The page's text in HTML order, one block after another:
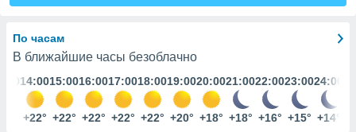
к этому
доступ
По часам
В ближайшие часы безоблачно
14:00
+22°
15:00
+22°
16:00
+22°
17:00
+22°
18:00
+22°
19:00
+20°
20:00
+18°
21:00
+18°
22:00
+16°
23:00
+15°
24:00
+14°